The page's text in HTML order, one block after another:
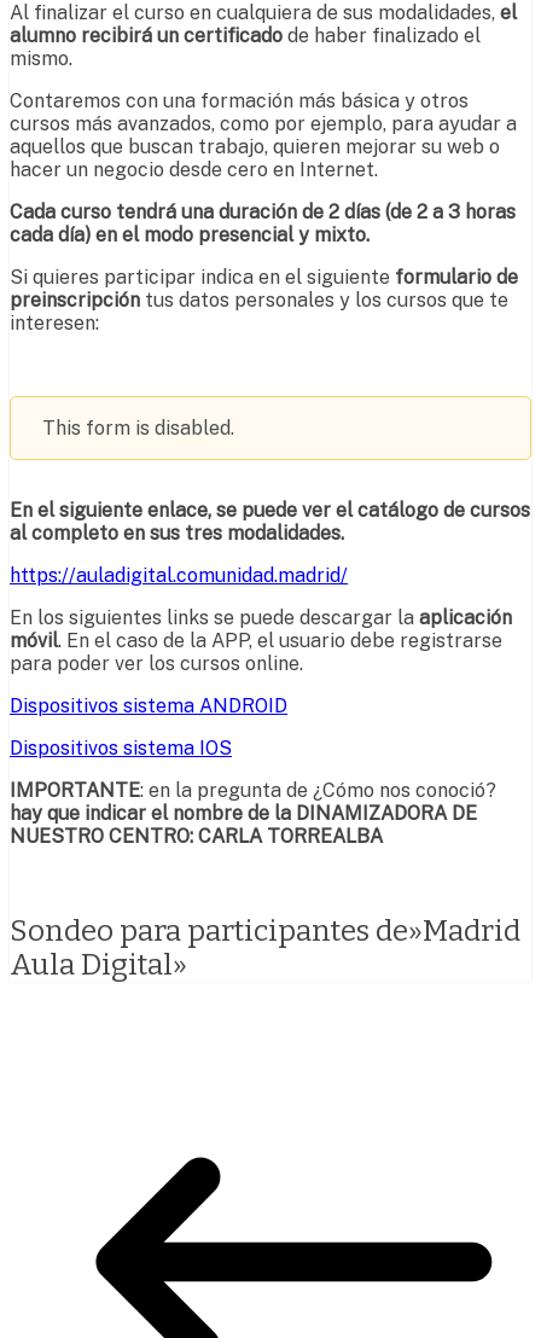
Al finalizar el curso en cualquiera de sus modalidades, el
alumno recibirá un certificado de haber finalizado el
mismo.
Contaremos con una formación más básica y otros
cursos más avanzados, como por ejemplo, para ayudar a
aquellos que buscan trabajo, quieren mejorar su web o
hacer un negocio desde cero en Internet.
Cada curso tendrá una duración de 2 días (de 2 a 3 horas
cada día) en el modo presencial y mixto.
Si quieres participar indica en el siguiente formulario de
preinscripción tus datos personales y los cursos que te
interesen:
This form is disabled.
En el siguiente enlace, se puede ver el catálogo de cursos
al completo en sus tres modalidades.
https://auladigital.comunidad.madrid/
En los siguientes links se puede descargar la aplicación
móvil. En el caso de la APP, el usuario debe registrarse
para poder ver los cursos online.
Dispositivos sistema ANDROID
Dispositivos sistema IOS
IMPORTANTE: en la pregunta de ¿Cómo nos conoció?
hay que indicar el nombre de la DINAMIZADORA DE
NUESTRO CENTRO: CARLATORREALBA
Sondeo para participantes de»Madrid
Aula Digital»